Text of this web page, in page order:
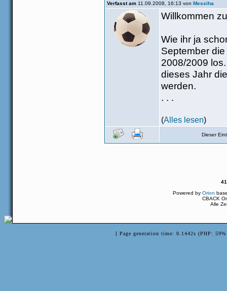
Verfasst am 11.09.2008, 16:13 von Messiha
Willkommen
Wie ihr ja
September
2008/2009
dieses Jahr
werden.
. . .
(Alles lesen)
Dieser
Powered by Orion
CBACK
Alle
[ Page generation time: 0.1442s (PHP: